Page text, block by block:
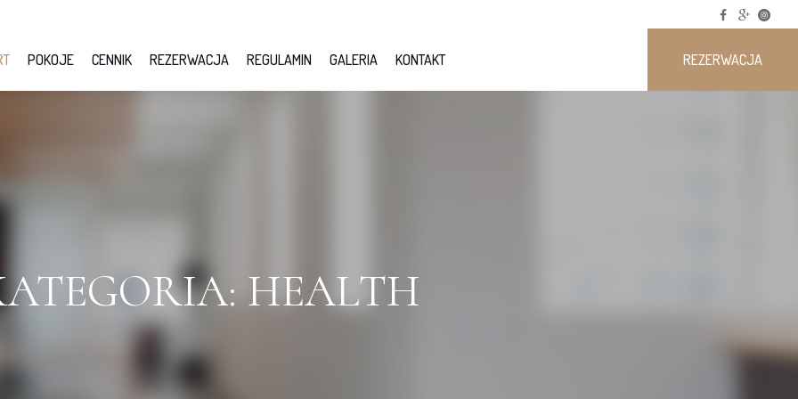
REZERWACJA
POKOJE CENNIK REZERWACJA REGULAMIN GALERIA KONTAKT
HEALTH